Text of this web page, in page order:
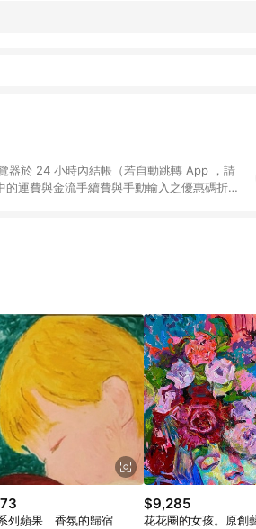
器於 24 小時內結帳（若自動跳轉 App ，請
運費與金流手續費與手動輸入之優惠碼折
上才具贈點資格。 7. 點數將於出貨後 45 天
後才首次下載 Pinkoi APP 並完成訂單，不
列蘋果 香氛的歸宿
$9,285
花花圈的女孩。原創